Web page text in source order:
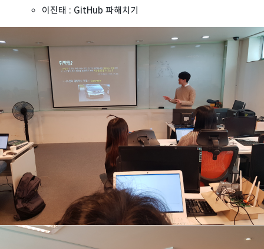
이진태 : GitHub 파해치기